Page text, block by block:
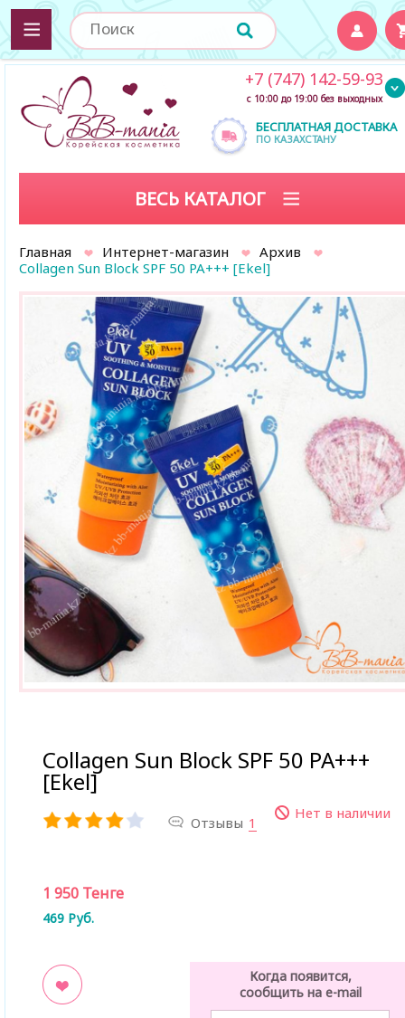
БЕСПЛАТНАЯ ДОСТАВКА
ПО КАЗАХСТАНУ
+7 (747) 142-59-93
с 10:00 до 19:00 без выходных
ВЕСЬ КАТАЛОГ
Главная Интернет-магазин
Архив
Collagen Sun Block SPF 50 PA+++ [Ekel]
Collagen Sun Block SPF 50 PA+++
[Ekel]
Отзывы 1
Нет в наличии
1 950 Тенге
469 Руб.
Когда появится,
сообщить на e-mail